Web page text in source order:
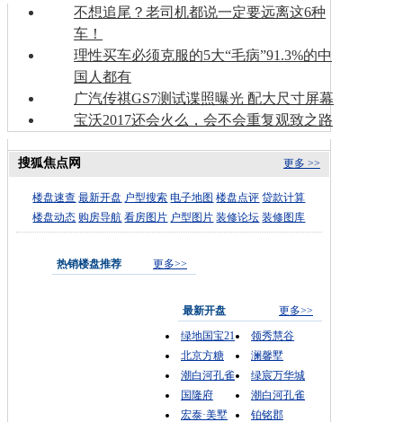
不想追尾？老司机都说一定要远离这6种
车！
理性买车必须克服的5大“毛病”91.3%的中
国人都有
广汽传祺GS7测试谍照曝光 配大尺寸屏幕
宝沃2017还会火么，会不会重复观致之路
更多 >>
搜狐焦点网
楼盘速查 最新开盘 户型搜索 电子地图 楼盘点评 贷款计算
楼盘动态 购房导航 看房图片 户型图片 装修论坛 装修图库
热销楼盘推荐 更多>>
最新开盘
更多>>
绿地国宝21
领秀慧谷
北京方糖
澜馨墅
潮白河孔雀
绿宸万华城
国隆府
潮白河孔雀
宏泰·美墅
铂铭郡